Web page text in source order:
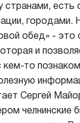
странами, есть
городами.
обед» - это
и
то
Сергей
челнинские